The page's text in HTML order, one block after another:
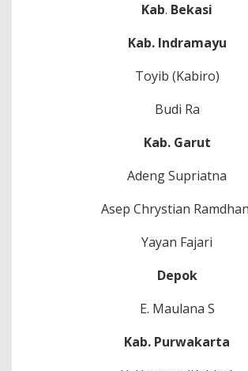
Kab. Bekasi
Kab. Indramayu
Toyib (Kabiro)
Budi Ra
Kab. Garut
Adeng Supriatna
Asep Chrystian
Yayan Fajari
Depok
E. Maulana S
Kab. Purwakarta